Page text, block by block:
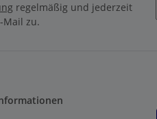
regelmäßig und jederzeit
zu.